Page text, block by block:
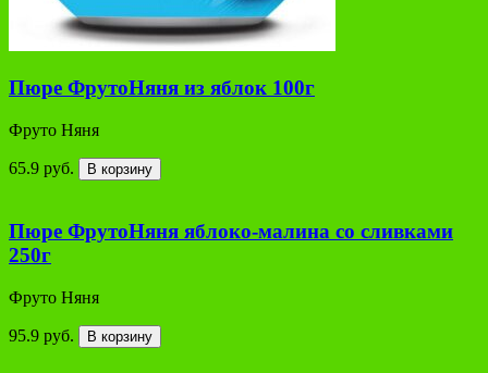
Пюре ФрутоНяня из яблок 100г
Фруто Няня
65.9 руб. В корзину
Пюре ФрутоНяня яблоко-малина со сливками
250г
Фруто Няня
95.9 руб. В корзину